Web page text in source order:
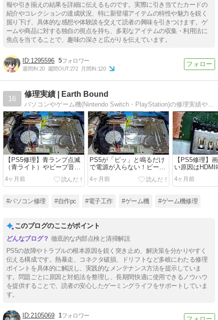
報や引き揃えの結果を詳細に伝えるものです。実際に引き当てたカードの
紹介やコレクションの達成状況、特に新登場アイテムの特性や魅力を鋭く
掘り下げ、具体的な感想や体験談を交えて読者の興味を引きつけます。ゲ
ームや商品に対する独自の視点を持ち、多彩なアイテムの収集・利用法に
焦点を当てることで、趣味の深さと広がりを伝えています。
1295596 5
週間IN:20 週間OUT:272 月間IN:120
16
修理実績 | Earth Bound
パソコンやゲーム機(Nintendo Switch・PlayStation)の修理実績やコラム等を書いております。
【PS5修理】青ランプ点滅
（青ライト）やビープ音故
障を基板修理で解決！電源
が入らないBLOD等の修理
4ヶ月前
PS5が「ピッ」と鳴るだけ
で電源が入らない！ビープ
音故障やBLODを基板修理
で解決
4ヶ月前
【PS5修理】
い原因はHDMI
な基板修理で
4ヶ月前
#パソコン修理 #自作pc #電子工作 #ゲーム機 #ゲーム機修理
このブログのここがポイント
徹底的な内部点検と清掃解説
PS5の故障やトラブルの根本原因を鋭く突き止め、解決策を分かりやすく
伝える構成です。熱暴走、コネクタ破損、ドリフトなど多岐にわたる修理
ポイントを具体的に解説し、実践的なメンテナンス方法を提示していま
す。問題ごとに原因と対処法を整理し、長期間快適に使用できるノウハウ
を提供することで、読者の安心したゲーミングライフをサポートしていま
す。
2105069 1